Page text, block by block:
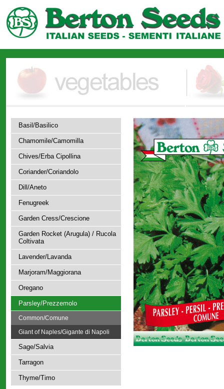
Basil/Basilico
Chamomile/Camomilla
Chives/Erba Cipollina
Coriander/Coriandolo
Dill/Aneto
Fenugreek
Garden Cress/Crescione
Garden Rocket (Arugula) / Rucola
Coltivata
Lavender/Lavanda
Marjoram/Maggiorana
Oregano
Parsley/Prezzemolo
Common/Comune
Giant of Naples/Gigante di Napoli
Sage/Salvia
Tarragon
Thyme/Timo